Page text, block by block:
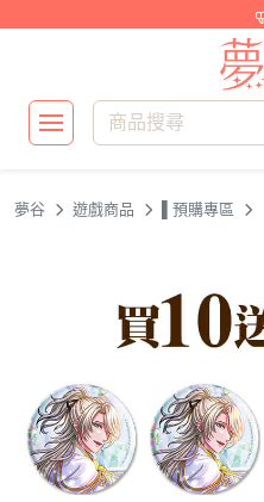
夢谷 遊戲商品 ▌預購專區